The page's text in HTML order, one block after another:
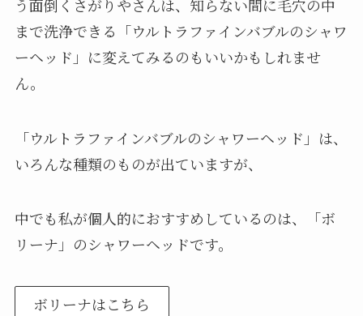
う面倒くさがりやさんは、知らない間に毛穴の中
まで洗浄できる「ウルトラファインバブルのシャワ
ーヘッド」に変えてみるのもいいかもしれませ
ん。
「ウルトラファインバブルのシャワーヘッド」は、
いろんな種類のものが出ていますが、
中でも私が個人的におすすめしているのは、「ボ
リーナ」のシャワーヘッドです。
ボリーナはこちら